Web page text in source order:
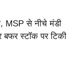
MSP से नीचे मंडी
बफर स्टॉक पर टिकी